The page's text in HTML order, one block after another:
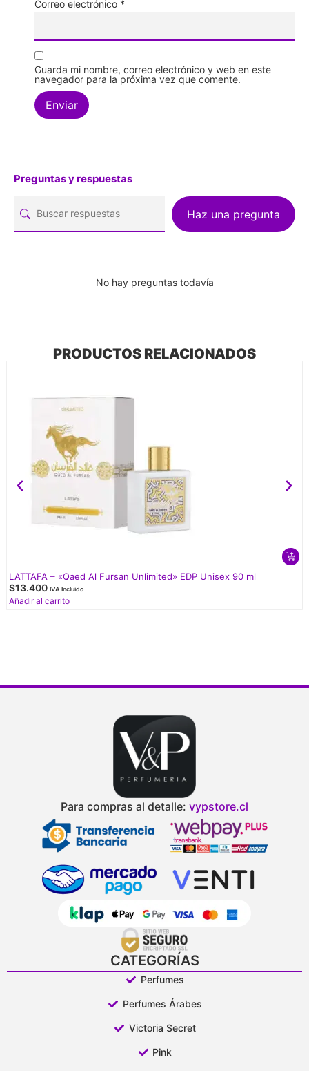
Correo electrónico *
Guarda mi nombre, correo electrónico y web en este
navegador para la próxima vez que comente.
Preguntas y respuestas
Haz una pregunta
No hay preguntas todavía
PRODUCTOS RELACIONADOS
LATTAFA – «Qaed Al Fursan Unlimited» EDP Unisex 90 ml
$13.400 IVA Incluido
Añadir al carrito
Para compras al detalle: vypstore.cl
CATEGORÍAS
Perfumes
Perfumes Árabes
Victoria Secret
Pink